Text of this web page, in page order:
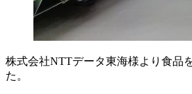
株式会社NTTデータ東海様より食品
た。